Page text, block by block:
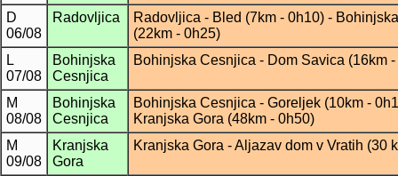
D
06/08
Radovljica
Radovljica - Bled (7km - 0h10) -
(22km - 0h25)
L
07/08
Bohinjska
Cesnjica
Bohinjska Cesnjica - Dom Savica (16km
M
08/08
Bohinjska
Cesnjica
Bohinjska Cesnjica - Goreljek (10km -
Kranjska Gora (48km - 0h50)
M
09/08
Kranjska
Gora
Kranjska Gora - Aljazav dom v Vratih (30